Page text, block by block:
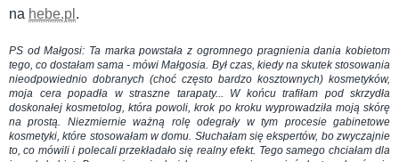
na hebe.pl .
PS od Małgosi: Ta marka powstała z ogromnego pragnienia dania kobietom
tego, co dostałam sama - mówi Małgosia. Był czas, kiedy na skutek stosowania
nieodpowiednio dobranych (choć często bardzo kosztownych) kosmetyków,
moja cera popadła w straszne tarapaty... W końcu trafiłam pod skrzydła
doskonałej kosmetolog, która powoli, krok po kroku wyprowadziła moją skórę
na prostą. Niezmiernie ważną rolę odegrały w tym procesie gabinetowe
kosmetyki, które stosowałam w domu. Słuchałam się ekspertów, bo zwyczajnie
to, co mówili i polecali przekładało się realny efekt. Tego samego chciałam dla